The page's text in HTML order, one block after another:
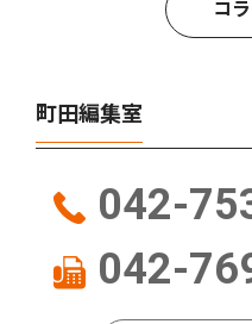
コ
町田編集室
042-
042-